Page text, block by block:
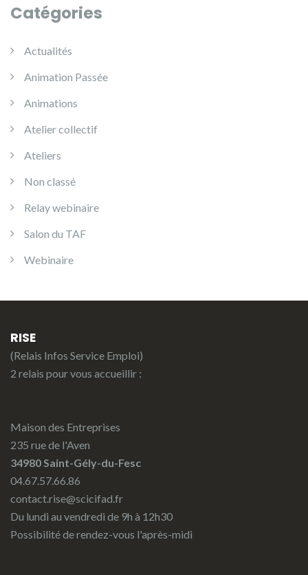
Catégories
Actualités
Animation Passée
Animations
Atelier collectif
Ateliers
Non classé
Relay webinaire
Salon du TAF
Webinaire
RISE
(Relais Infos Service Emploi)
2 relais pour vous accueillir :
Maison des Entreprises
235 rue de l'Aven
34980 Saint-Gély-du-Fesc
04.67.57.66.86
contact.rise@scicifad.fr
Du lundi au vendredi de 9h à 12h30
Possibilité de rendez-vous l'après-midi